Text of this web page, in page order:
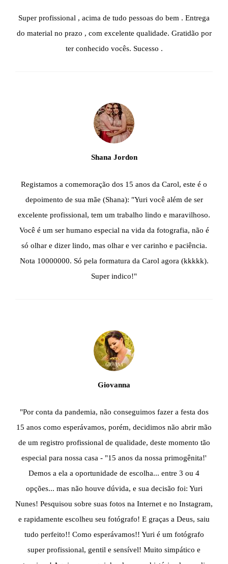
Super profissional , acima de tudo pessoas do bem . Entrega
do material no prazo , com excelente qualidade. Gratidão por
ter conhecido vocês. Sucesso .
Registamos a comemoração dos 15 anos da Carol, este é o
depoimento de sua mãe (Shana): "Yuri você além de ser
excelente profissional, tem um trabalho lindo e maravilhoso.
Você é um ser humano especial na vida da fotografia, não é
só olhar e dizer lindo, mas olhar e ver carinho e paciência.
Nota 10000000. Só pela formatura da Carol agora (kkkkk).
Super indico!"
Shana Jordon
"Por conta da pandemia, não conseguimos fazer a festa dos
15 anos como esperávamos, porém, decidimos não abrir mão
de um registro profissional de qualidade, deste momento tão
especial para nossa casa - "15 anos da nossa primogênita!'
Demos a ela a oportunidade de escolha... entre 3 ou 4
opções... mas não houve dúvida, e sua decisão foi: Yuri
Nunes! Pesquisou sobre suas fotos na Internet e no Instagram,
e rapidamente escolheu seu fotógrafo! E graças a Deus, saiu
tudo perfeito!! Como esperávamos!! Yuri é um fotógrafo
super profissional, gentil e sensível! Muito simpático e
Giovanna